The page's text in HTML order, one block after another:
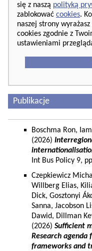
się z naszą polityką
zablokować cookies.
naszej strony
cookies zgodnie z
ustawieniami
Publikacje
Boschma Ron,
(2026)
Int Bus Policy 9,
Czepkiewicz
Willberg Elias,
Dick, Gosztonyi
Sanna, Jacobson
Dawid, Dillman
(2026) Sufficient
Research
frameworks and